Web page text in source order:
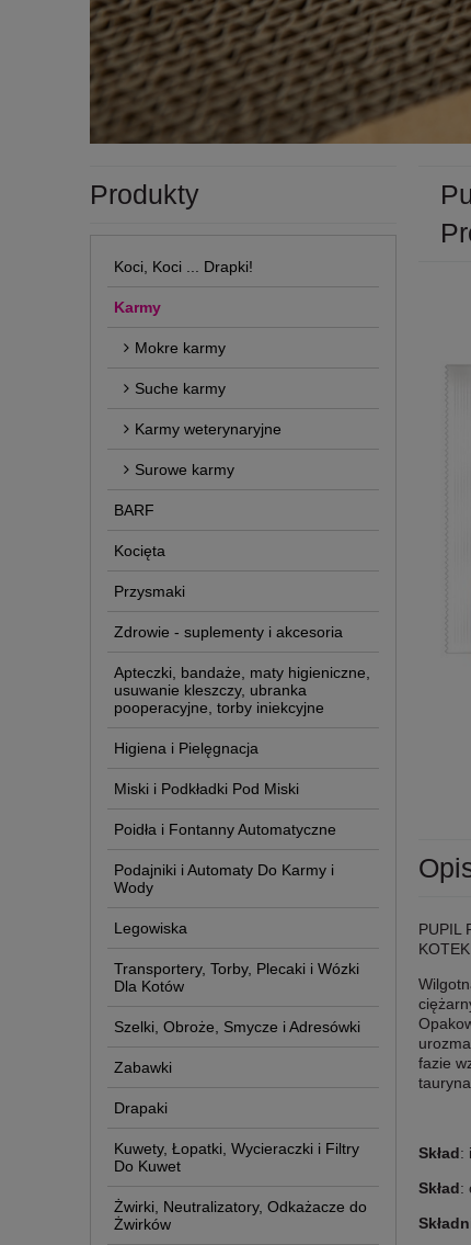
Produkty
Koci, Koci ... Drapki!
Karmy
Mokre karmy
Suche karmy
Karmy weterynaryjne
Surowe karmy
BARF
Kocięta
Przysmaki
Zdrowie - suplementy i akcesoria
Apteczki, bandaże, maty higieniczne,
usuwanie kleszczy, ubranka
pooperacyjne, torby iniekcyjne
Higiena i Pielęgnacja
Miski i Podkładki Pod Miski
Poidła i Fontanny Automatyczne
Podajniki i Automaty Do Karmy i
Wody
Legowiska
Transportery, Torby, Plecaki i Wózki
Dla Kotów
Szelki, Obroże, Smycze i Adresówki
Zabawki
Drapaki
Kuwety, Łopatki, Wycieraczki i Filtry
Do Kuwet
Żwirki, Neutralizatory, Odkażacze do
Żwirków
PUPIL
fazie
Skład:
Skład: